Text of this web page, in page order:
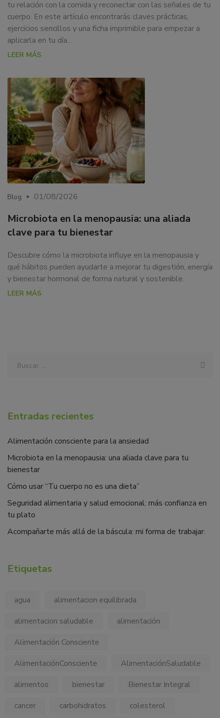
tu relación con la comida y reconectar con las señales de tu
cuerpo. En este artículo encontrarás claves prácticas,
ejercicios sencillos y una ficha imprimible para empezar a
aplicarla en tu día…
LEER MÁS
Blog 01/08/2026
Microbiota en la menopausia: una aliada
clave para tu bienestar
Descubre cómo la microbiota influye en la menopausia y
qué hábitos pueden ayudarte a mejorar tu digestión, energía
y bienestar hormonal de forma natural y sostenible.
LEER MÁS
Entradas recientes
Alimentación consciente para la ansiedad
Microbiota en la menopausia: una aliada clave para tu
bienestar
Cómo usar “Tu cuerpo no es una dieta”
Seguridad alimentaria y salud emocional: más confianza en
tu plato
Acompañarte más allá de la báscula: mi forma de trabajar.
Etiquetas
agua
alimentacion equilibrada
alimentacion saludable
alimentación
Alimentación Consciente
AlimentaciónConsciente
AlimentaciónSaludable
alimentos
bienestar
Bienestar Integral
cancer
carbohidratos
colesterol